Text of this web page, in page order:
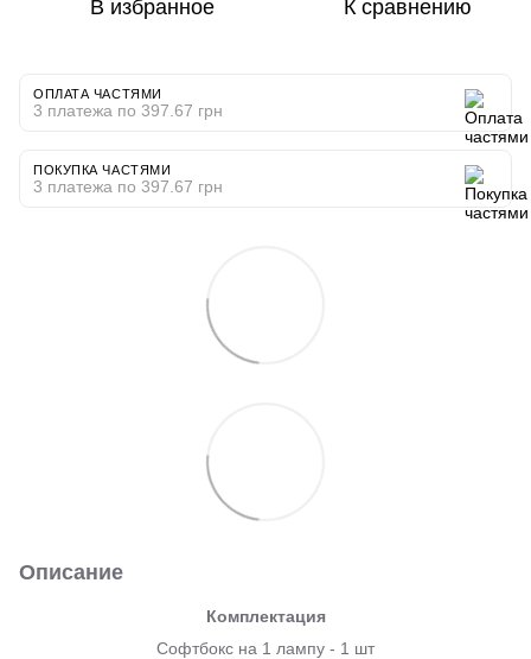
В избранное К сравнению
ОПЛАТА ЧАСТЯМИ
3 платежа по 397.67 грн
ПОКУПКА ЧАСТЯМИ
3 платежа по 397.67 грн
Описание
Комплектация
Софтбокс на 1 лампу - 1 шт